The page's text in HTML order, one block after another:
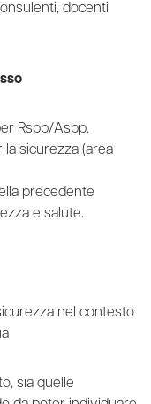
docenti
Rspp/Aspp,
la sicurezza (area
precedente
e salute.
nel contesto
sia quelle